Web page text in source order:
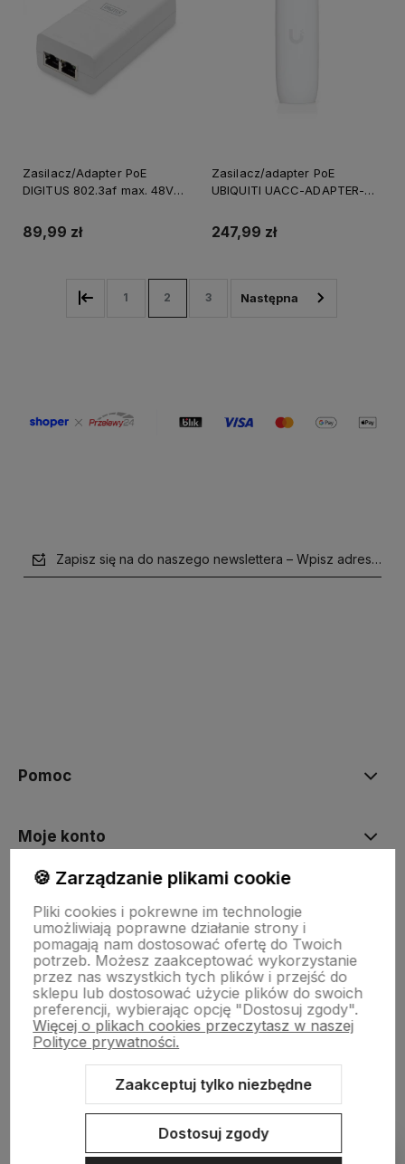
Zasilacz/Adapter PoE
DIGITUS 802.3af max. 48V
89,99 zł
Zasilacz/adapter PoE
UBIQUITI UACC-ADAPTER-
247,99 zł
1 2 3
Zapisz się na do naszego newslettera – Wpisz adres e-
Pomoc
Moje konto
O nas
Sklep internetowy Shoper.pl Szablon Shoper Modern 3.0™
🍪 Zarządzanie plikami cookie
Pliki cookies i pokrewne im technologie
umożliwiają poprawne działanie strony i
pomagają nam dostosować ofertę do Twoich
potrzeb. Możesz zaakceptować wykorzystanie
przez nas wszystkich tych plików i przejść do
sklepu lub dostosować użycie plików do swoich
preferencji, wybierając opcję "Dostosuj zgody".
Więcej o plikach cookies przeczytasz w naszej
Polityce prywatności.
Zaakceptuj tylko niezbędne
Dostosuj zgody